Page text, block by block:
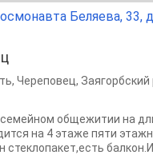
Беляева, 33,
, Череповец, Заягорбский
общежитии на
на 4 этаже пяти
стеклопакет,есть